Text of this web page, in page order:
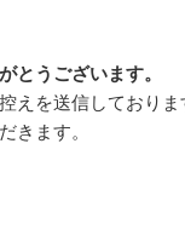
とうございます。
えを送信しておりま
きます。